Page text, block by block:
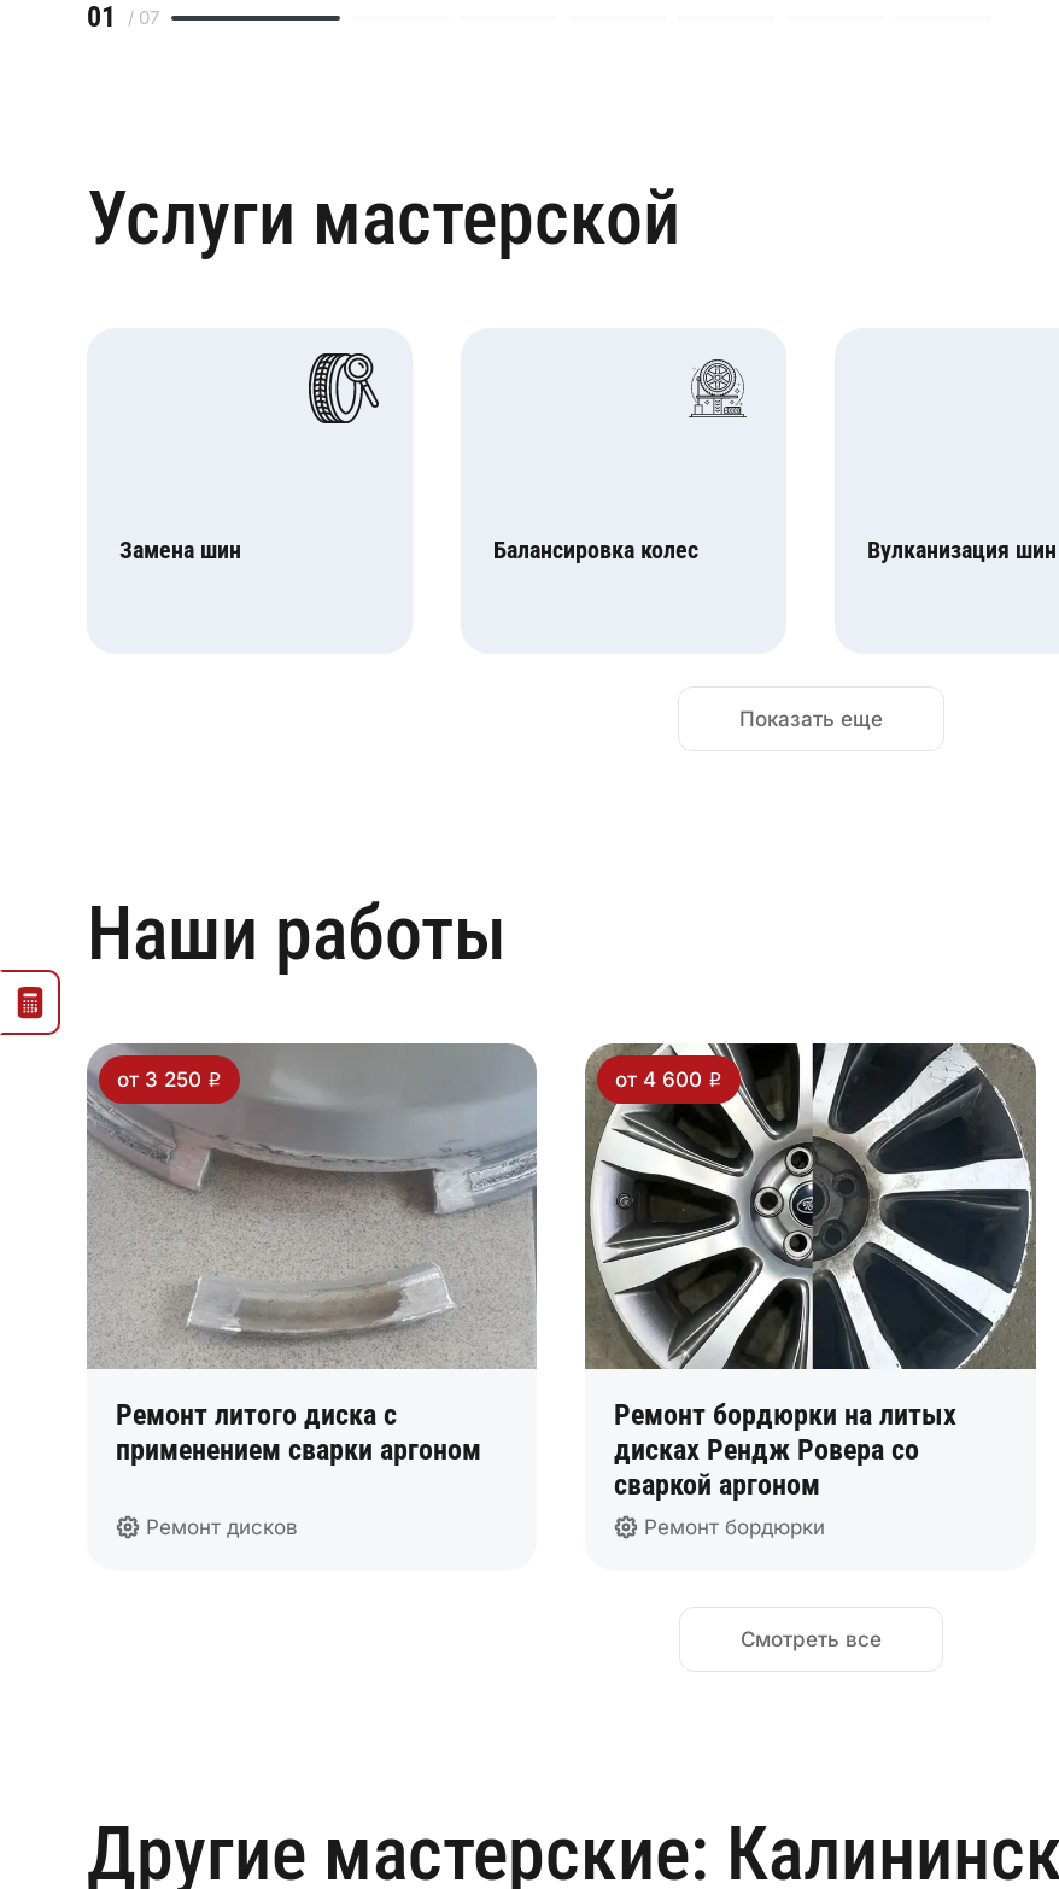
01 / 07
Услуги мастерской
Замена шин Балансировка колес Вулканизация шин
Показать еще
Наши работы
от 3 250 i
Ремонт литого диска с
применением сварки аргоном
Ремонт дисков
от 4 600 i
Ремонт бордюрки на литых
дисках Рендж Ровера со
сваркой аргоном
Ремонт бордюрки
Смотреть все
Другие мастерские: